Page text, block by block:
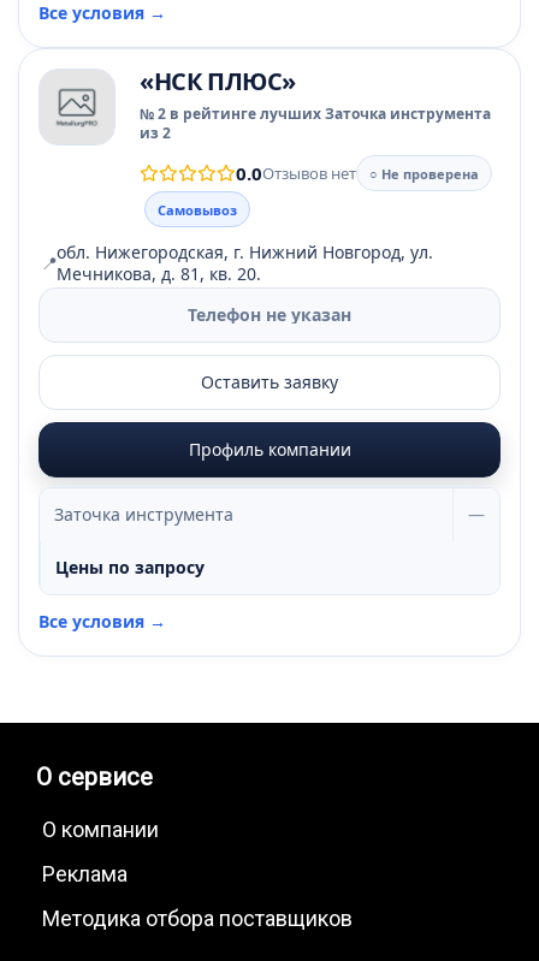
Все условия →
«НСК ПЛЮС»
№ 2 в рейтинге лучших Заточка инструмента
из 2
0.0Отзывов нет
○ Не проверена
Самовывоз
📍обл. Нижегородская, г. Нижний Новгород, ул.
Мечникова, д. 81, кв. 20.
Телефон не указан
Оставить заявку
Профиль компании
Заточка инструмента —
Цены по запросу
Все условия →
О сервисе
О компании
Реклама
Методика отбора поставщиков